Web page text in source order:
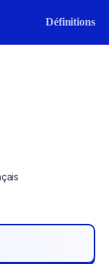
Définitions